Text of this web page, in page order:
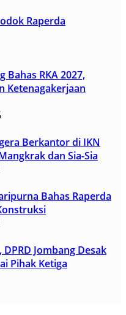
Raperda
Bahas RKA 2027,
Ketenagakerjaan
Berkantor di IKN
dan Sia-Sia
Bahas Raperda
Jombang Desak
Pihak Ketiga